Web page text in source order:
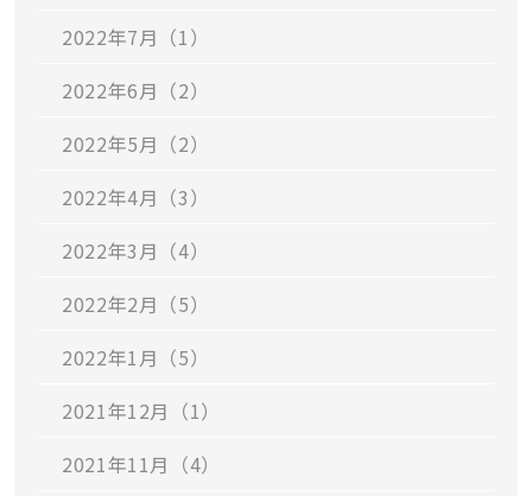
2022年7月（1）
2022年6月（2）
2022年5月（2）
2022年4月（3）
2022年3月（4）
2022年2月（5）
2022年1月（5）
2021年12月（1）
2021年11月（4）